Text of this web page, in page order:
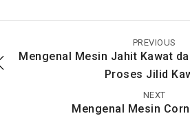
Jenis dan UkuranPREVIOUS
Mengenal Mesin Jahit Kawat
Proses Jilid
NEXT
Mengenal Mesin